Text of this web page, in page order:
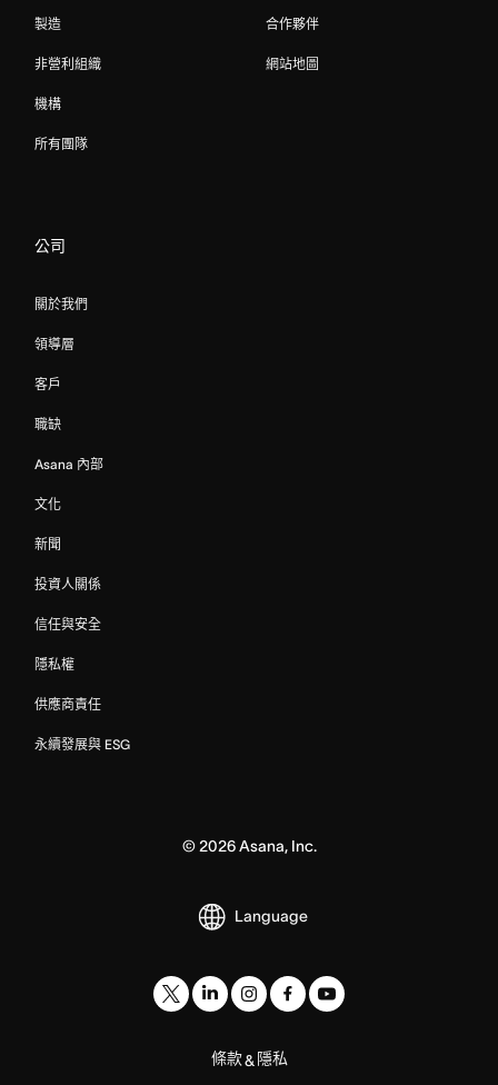
製造
非營利組織
機構
所有團隊
合作夥伴
網站地圖
公司
關於我們
領導層
客戶
職缺
Asana 內部
文化
新聞
投資人關係
信任與安全
隱私權
供應商責任
永續發展與 ESG
© 2026Asana, Inc.
Language
條款& 隱私